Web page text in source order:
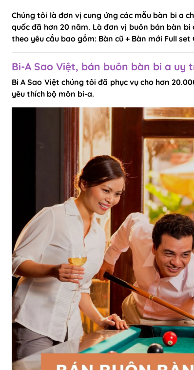
Bàn Bi-a
Vải nỉ
Quấn chỉ
Bo đầu
Phụ kiện
Găng tay
Băng
Bóng Bi A
Nơ Bi A
Chúng tôi là đơn vị cung ứng các mẫu bàn bi a
quốc đã hơn 20 năm. Là đơn vị buôn bán bàn
theo yêu cầu bao gồm: Bàn cũ + Bàn mới Full set
Bi-A Sao Việt, bán buôn bàn bi a uy
Bi A Sao Việt chúng tôi đã phục vụ cho hơn
yêu thích bộ môn bi-a.